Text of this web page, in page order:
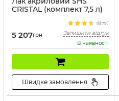
CRISTAL (комплект 7,5 л)
5 207грн
(79)
Залишити відгук
В наявності
Швидке замовлення